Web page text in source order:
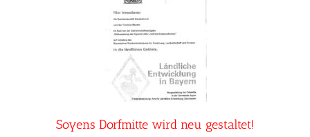
Soyens Dorfmitte wird neu gestaltet!